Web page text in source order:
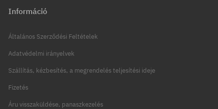
Információ
Általános Szerződési Feltételek
Adatvédelmi irányelvek
Szállítás, kézbesítés, a megrendelés teljesítési ideje
Fizetés
Áru visszaküldése, panaszkezelés